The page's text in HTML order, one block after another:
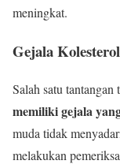
meningkat.
Gejala
Salah satu
memiliki gejala
muda tidak
melakukan